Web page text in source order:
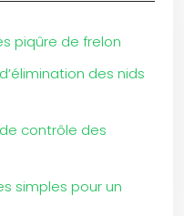
piqûre de frelon
des nids
contrôle des
simples pour un